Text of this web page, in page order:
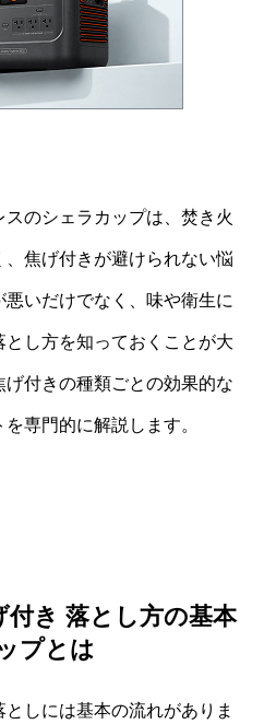
のシェラカップは、焚き火
焦げ付きが避けられない悩
いだけでなく、味や衛生に
し方を知っておくことが大
付きの種類ごとの効果的な
専門的に解説します。
き 落とし方の基本
プとは
しには基本の流れがありま